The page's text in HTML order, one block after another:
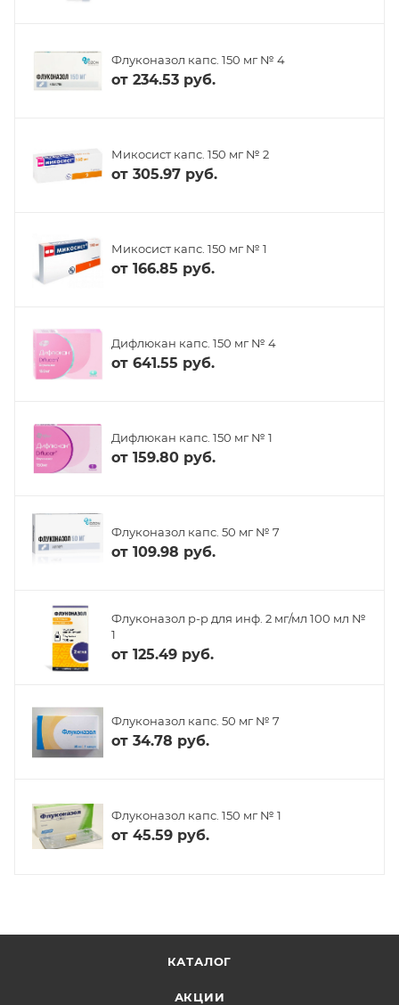
Флуконазол капс. 150 мг № 4
от 234.53 руб.
Микосист капс. 150 мг № 2
от 305.97 руб.
Микосист капс. 150 мг № 1
от 166.85 руб.
Дифлюкан капс. 150 мг № 4
от 641.55 руб.
Дифлюкан капс. 150 мг № 1
от 159.80 руб.
Флуконазол капс. 50 мг № 7
от 109.98 руб.
Флуконазол р-р для инф. 2 мг/мл 100 мл №
1
от 125.49 руб.
Флуконазол капс. 50 мг № 7
от 34.78 руб.
Флуконазол капс. 150 мг № 1
от 45.59 руб.
КАТАЛОГ
АКЦИИ